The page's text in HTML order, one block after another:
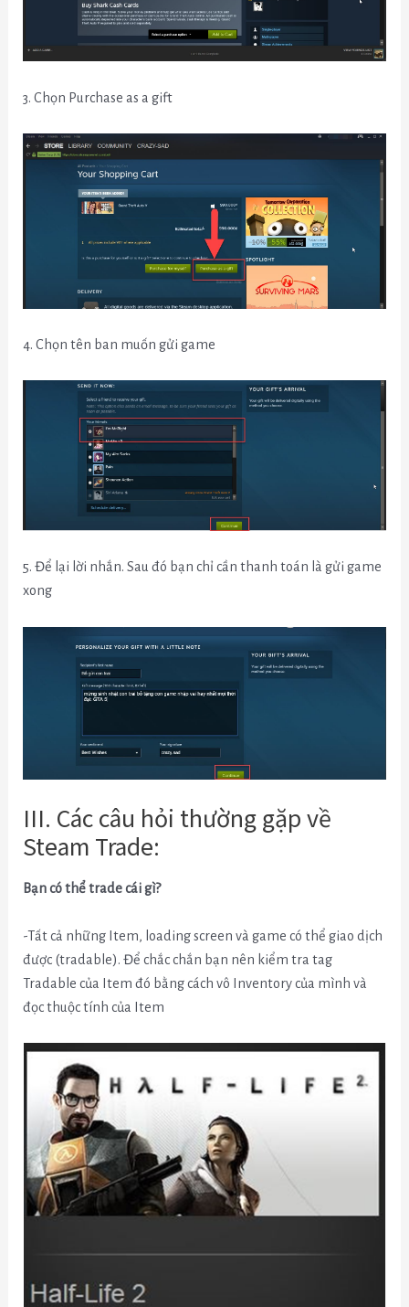
3. Chọn Purchase as a gift
4. Chọn tên ban muốn gửi game
5. Để lại lời nhắn. Sau đó bạn chỉ cần thanh toán là gửi game
xong
III. Các câu hỏi thường gặp về
Steam Trade:
Bạn có thể trade cái gì?
-Tất cả những Item, loading screen và game có thể giao dịch
được (tradable). Để chắc chắn bạn nên kiểm tra tag
Tradable của Item đó bằng cách vô Inventory của mình và
đọc thuộc tính của Item